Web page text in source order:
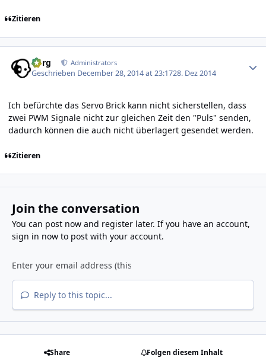
Zitieren
borg Administrators
Geschrieben December 28, 2014 at 23:1728. Dez 2014
Ich befürchte das Servo Brick kann nicht sicherstellen, dass
zwei PWM Signale nicht zur gleichen Zeit den "Puls" senden,
dadurch können die auch nicht überlagert gesendet werden.
Zitieren
Join the conversation
You can post now and register later. If you have an account,
sign in nowto post with your account.
Reply to this topic...
Share Folgen diesem Inhalt